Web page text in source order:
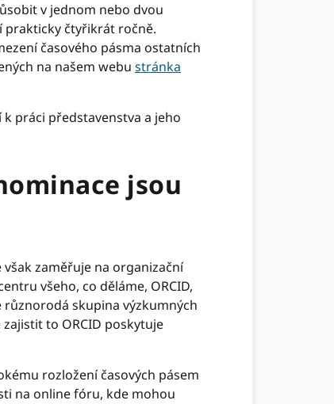
v jednom nebo dvou
prakticky čtyřikrát ročně.
časového pásma ostatních
na našem webu stránka
práci představenstva a jeho
jsou
zaměřuje na organizační
všeho, co děláme, ORCID,
různorodá skupina výzkumných
to ORCID poskytuje
rozložení časových pásem
na online fóru, kde mohou